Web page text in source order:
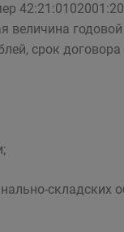
величина
срок
складских